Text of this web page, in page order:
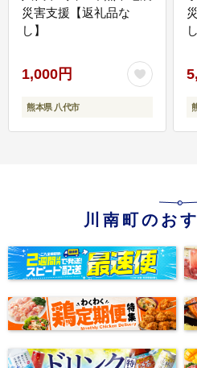
災害支援【返礼品な
し】
1,000円
熊本県 八代市
川南町のお